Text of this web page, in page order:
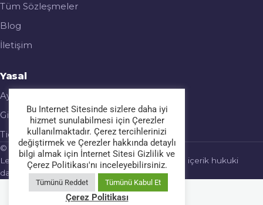
Tüm Sözleşmeler
Blog
İletişim
Yasal
Aydınlatma Metni
Gizlilik & Çerez Politikası
Ticari Elektronik İleti
© 2026 Legalmatic. Tüm hakları saklıdır.
Legalmatic bir hukuk bürosu değildir; sağlanan içerik hukuki
danışmanlık yerine geçmez.
Bu Internet Sitesinde sizlere daha iyi
hizmet sunulabilmesi için Çerezler
kullanılmaktadır. Çerez tercihlerinizi
değiştirmek ve Çerezler hakkında detaylı
bilgi almak için İnternet Sitesi Gizlilik ve
Çerez Politikası'nı inceleyebilirsiniz.
Tümünü Reddet Tümünü Kabul Et
Çerez Politikası